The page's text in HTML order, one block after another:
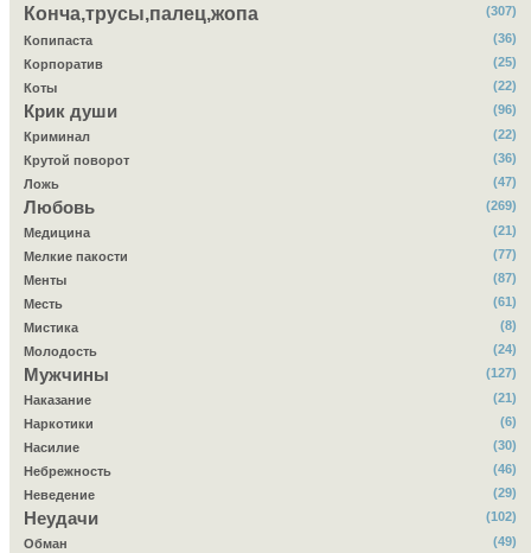
Конча,трусы,палец,жопа (307)
Копипаста
(36)
Корпоратив
(25)
Коты
(22)
Крик души
(96)
Криминал
(22)
Крутой поворот
(36)
Ложь
(47)
Любовь
(269)
Медицина
(21)
Мелкие пакости
(77)
Менты
(87)
Месть
(61)
Мистика
(8)
Молодость
(24)
Мужчины
(127)
Наказание
(21)
Наркотики
(6)
Насилие
(30)
Небрежность
(46)
Неведение
(29)
Неудачи
(102)
Обман
(49)